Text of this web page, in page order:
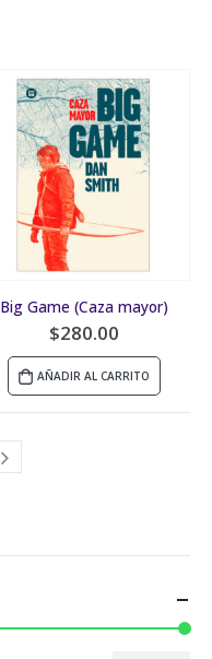
Big Game (Caza mayor)
$280.00
AÑADIR AL CARRITO